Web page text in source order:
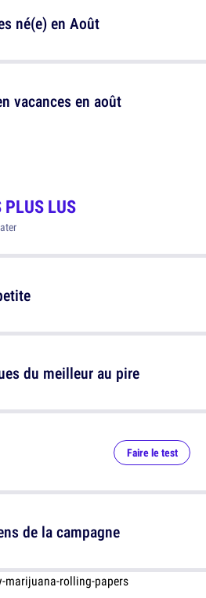
né(e) en Août
vacances en août
PLUS LUS
du meilleur au pire
Faire le test
de la campagne